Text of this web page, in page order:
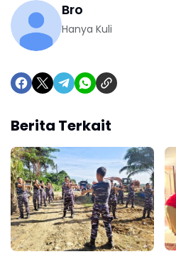
Bro
Hanya Kuli
Berita Terkait